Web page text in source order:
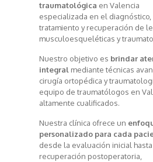
traumatológica en Valencia
especializada en el diagnóstico,
tratamiento y recuperación de
musculoesqueléticas y
Nuestro objetivo es brindar
integral mediante técnicas
cirugía ortopédica y
equipo de traumatólogos en
altamente cualificados.
Nuestra clínica ofrece un
personalizado para cada
desde la evaluación inicial
recuperación postoperatoria,